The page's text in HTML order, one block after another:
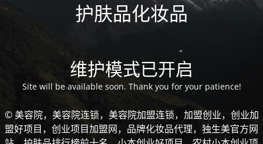
护肤品化妆品
维护模式已开启
Site will be available soon. Thank you for your patience!
© 美容院，美容院连锁，美容院加盟连锁，加盟创业，创业加
盟好项目，创业项目加盟网，品牌化妆品代理，独生美官方网